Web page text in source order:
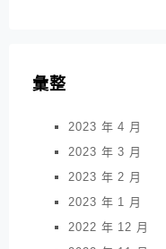
彙整
2023 年 4 月
2023 年 3 月
2023 年 2 月
2023 年 1 月
2022 年 12 月